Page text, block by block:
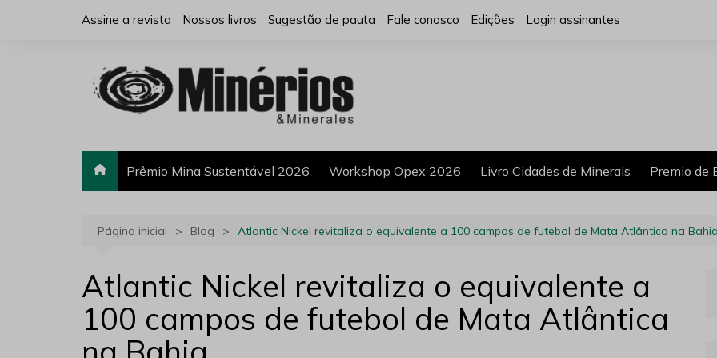
Assine a revista Nossos livros Sugestão de pauta Fale conosco Edições Login assinantes
Prêmio Mina Sustentável 2026 Workshop Opex 2026 Livro Cidades de Minerais Premio de
Página inicial Blog Atlantic Nickel revitaliza o equivalente a 100 campos de futebol de Mata Atlântica na Bahia
Atlantic Nickel revitaliza o equivalente a
100 campos de futebol de Mata Atlântica